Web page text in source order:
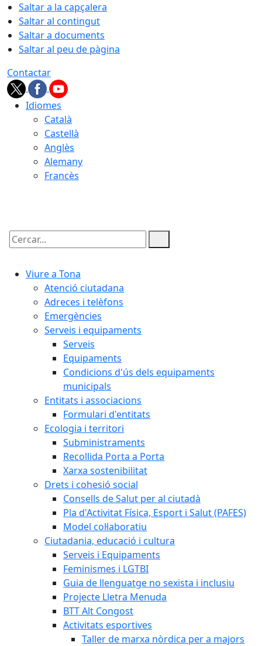
Saltar a la capçalera
Saltar al contingut
Saltar a documents
Saltar al peu de pàgina
Contactar
Idiomes
Català
Castellà
Anglès
Alemany
Francès
Cercar:
Viure a Tona
Atenció ciutadana
Adreces i telèfons
Emergències
Serveis i equipaments
Serveis
Equipaments
Condicions d'ús dels equipaments
municipals
Entitats i associacions
Formulari d'entitats
Ecologia i territori
Subministraments
Recollida Porta a Porta
Xarxa sostenibilitat
Drets i cohesió social
Consells de Salut per al ciutadà
Pla d'Activitat Física, Esport i Salut (PAFES)
Model col·laboratiu
Ciutadania, educació i cultura
Serveis i Equipaments
Feminismes i LGTBI
Guia de llenguatge no sexista i inclusiu
Projecte Lletra Menuda
BTT Alt Congost
Activitats esportives
Taller de marxa nòrdica per a majors